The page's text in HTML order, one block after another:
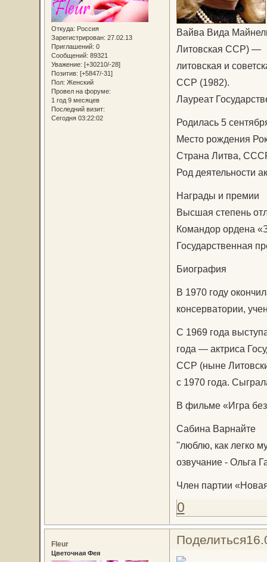
Откуда: Россия
Зарегистрирован: 27.02.13
Приглашений: 0
Сообщений: 89321
Уважение: [+30210/-28]
Позитив: [+5847/-31]
Пол: Женский
Провел на форуме:
1 год 9 месяцев
Последний визит:
Сегодня 03:22:02
Вайва Вида
Литовская ССР) —
литовская и
ССР (1982).
Лауреат
Родилась 5
Место рождения
Страна Литва,
Род деятельности
Награды и премии
Высшая степень
Командор ордена
Государственная
Биография
В 1970 году
консерватории,
С 1969 года
года — актриса
ССР (ныне
с 1970 года.
В фильме «Игра
Сабина Варнайте
"люблю, как легко
озвучание - Ольга
Член партии
0
Поделиться
Fleur
Цветочная Фея